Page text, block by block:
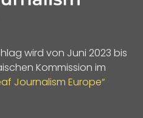
wird von Juni 2023 bis
Kommission im
Journalism Europe“